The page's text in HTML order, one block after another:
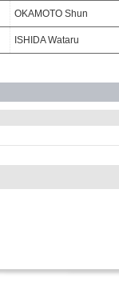
OKAMOTO Shun
ISHIDA Wataru